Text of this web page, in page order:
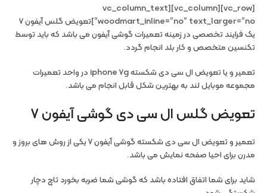
[vc_row][vc_column][vc_column_text
woodmart_inline=”no” text_larger=”no”]تعویض گلس آیفون ۷
یک فرایند تخصصی در زمینه تعمیرات گوشی آیفون می باشد که باید توسط
تکنسین متخصص و کار بلد انجام گردد.
تعمیر و یا تعویض ال سی دی شکسته iphone ۷g در واحد تعمیرات
مجموعه موبایل لند به بهترین شکل قابل انجام می باشد.
تعویض گلس ال سی دی گوشی آیفون ۷
تعمیر و تعویض ال سی دی شکسته گوشی آیفون ۷ یکی از روش های بروز و
مدرن برای احیا صفحه نمایش می باشد.
شاید برای شما اتفاق افتاده باشد که گوشی شما ضربه بخورد تاچ دچار